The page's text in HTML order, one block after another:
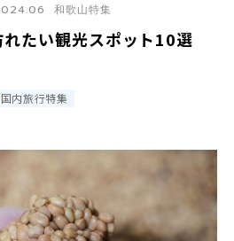
たい観光スポット10選
和歌山特集
国内旅行特集